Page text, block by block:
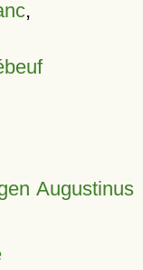
,
Augustinus